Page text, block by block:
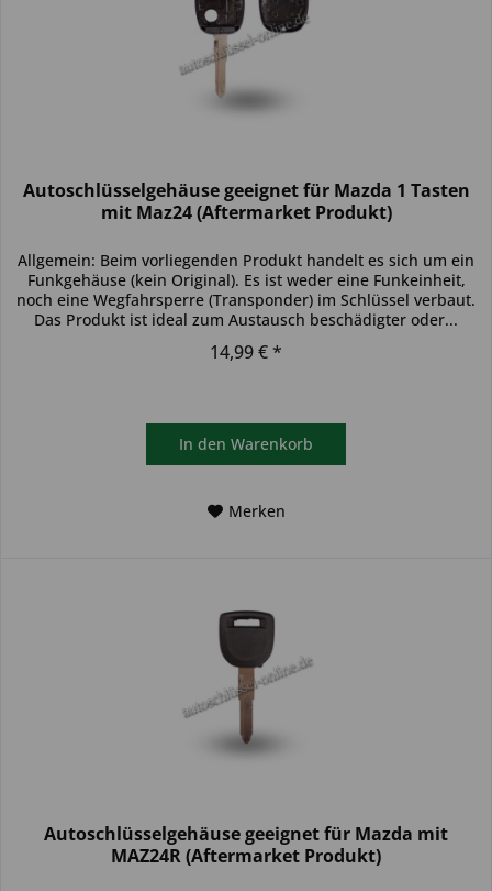
Autoschlüsselgehäuse geeignet für Mazda 1 Tasten
mit Maz24 (Aftermarket Produkt)
Allgemein: Beim vorliegenden Produkt handelt es sich um ein
Funkgehäuse (kein Original). Es ist weder eine Funkeinheit,
noch eine Wegfahrsperre (Transponder) im Schlüssel verbaut.
Das Produkt ist ideal zum Austausch beschädigter oder...
14,99 € *
In den Warenkorb
Merken
Autoschlüsselgehäuse geeignet für Mazda mit
MAZ24R (Aftermarket Produkt)